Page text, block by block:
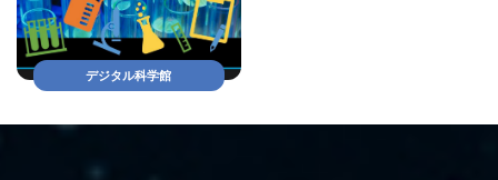
デジタル科学館